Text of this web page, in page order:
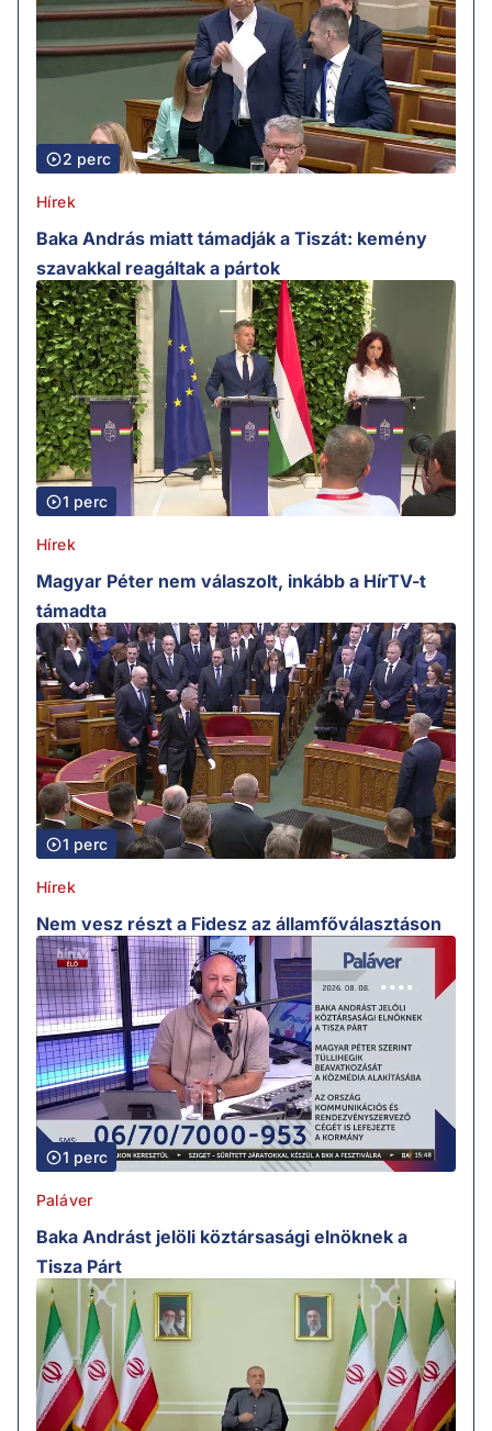
2 perc
Hírek
Baka András miatt támadják a Tiszát: kemény
szavakkal reagáltak a pártok
1 perc
Hírek
Magyar Péter nem válaszolt, inkább a HírTV-t
támadta
1 perc
Hírek
Nem vesz részt a Fidesz az államfőválasztáson
1 perc
Paláver
Baka Andrást jelöli köztársasági elnöknek a
Tisza Párt